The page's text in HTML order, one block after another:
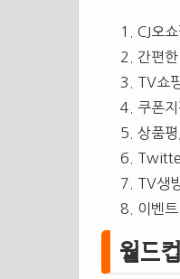
CJ오
간편
TV쇼
쿠폰
상품
TV생
이벤
월드